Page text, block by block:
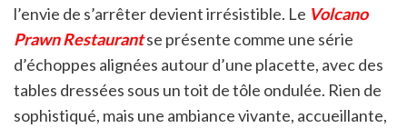
l’envie de s’arrêter devient irrésistible. Le Volcano
Prawn Restaurantse présente comme une série
d’échoppes alignées autour d’une placette, avec des
tables dressées sous un toit de tôle ondulée. Rien de
sophistiqué, mais une ambiance vivante, accueillante,